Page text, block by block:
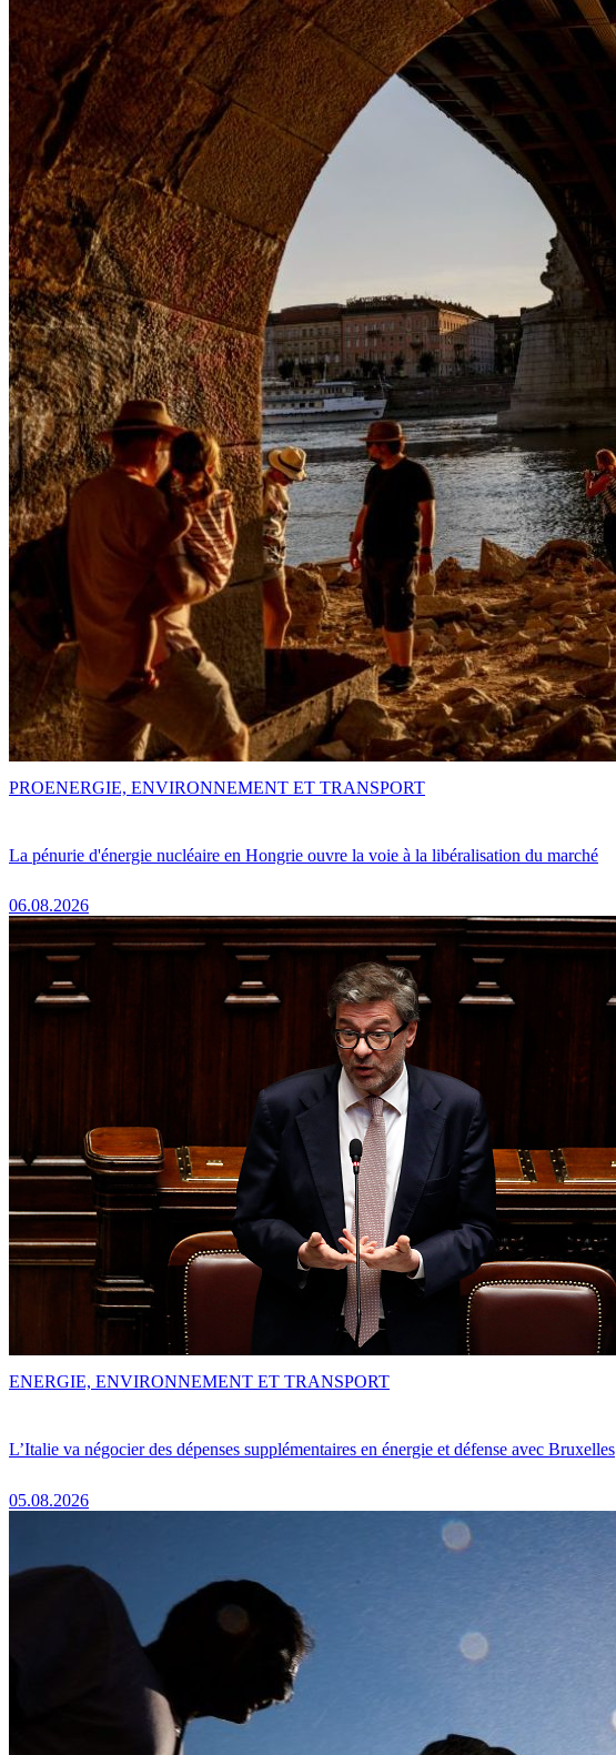
La pénurie d'énergie nucléaire en Hongrie ouvre la voie à la libéralisation du marché
06.08.2026
PROENERGIE, ENVIRONNEMENT ET TRANSPORT
L’Italie va négocier des dépenses supplémentaires en énergie et défense avec Bruxelles
05.08.2026
ENERGIE, ENVIRONNEMENT ET TRANSPORT